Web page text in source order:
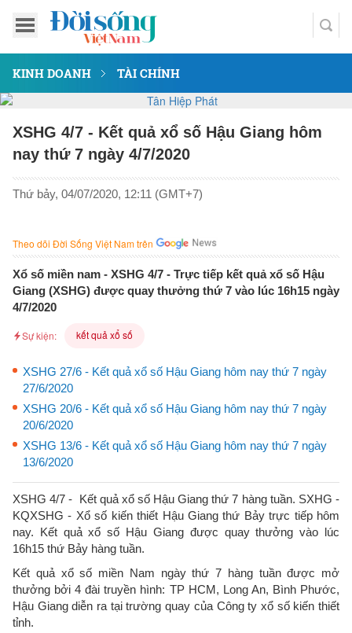
KINH DOANH TÀI CHÍNH
XSHG 4/7 - Kết quả xổ số Hậu Giang hôm
nay thứ 7 ngày 4/7/2020
Thứ bảy, 04/07/2020, 12:11 (GMT+7)
Theo dõi Đời Sống Việt Nam trên
Xổ số miền nam - XSHG 4/7 - Trực tiếp kết quả xổ số Hậu
Giang (XSHG) được quay thưởng thứ 7 vào lúc 16h15 ngày
4/7/2020
Sự kiện: kết quả xổ số
XSHG 27/6 - Kết quả xổ số Hậu Giang hôm nay thứ 7 ngày
27/6/2020
XSHG 20/6 - Kết quả xổ số Hậu Giang hôm nay thứ 7 ngày
20/6/2020
XSHG 13/6 - Kết quả xổ số Hậu Giang hôm nay thứ 7 ngày
13/6/2020
XSHG 4/7 - Kết quả xổ số Hậu Giang thứ 7 hàng tuần. SXHG -
KQXSHG - Xổ số kiến thiết Hậu Giang thứ Bảy trực tiếp hôm
nay. Kết quả xổ số Hậu Giang được quay thưởng vào lúc
16h15 thứ Bảy hàng tuần.
Kết quả xổ số miền Nam ngày thứ 7 hàng tuần được mở
thưởng bởi 4 đài truyền hình: TP HCM, Long An, Bình Phước,
Hậu Giang diễn ra tại trường quay của Công ty xổ số kiến thiết
tỉnh.